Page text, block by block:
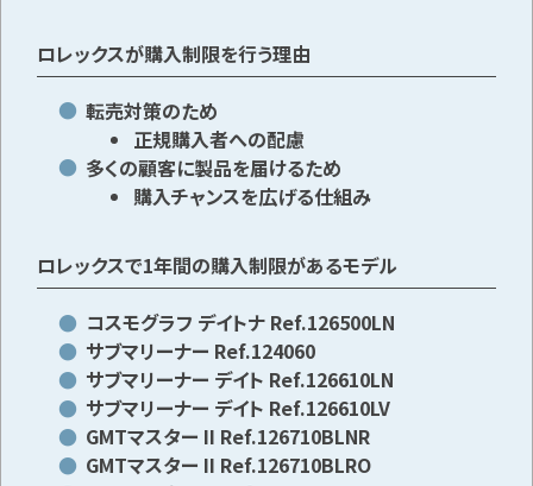
ロレックスが購入制限を行う理由
転売対策のため
正規購入者への配慮
多くの顧客に製品を届けるため
購入チャンスを広げる仕組み
ロレックスで1年間の購入制限があるモデル
コスモグラフ デイトナ Ref.126500LN
サブマリーナー Ref.124060
サブマリーナー デイト Ref.126610LN
サブマリーナー デイト Ref.126610LV
GMTマスター II Ref.126710BLNR
GMTマスター II Ref.126710BLRO